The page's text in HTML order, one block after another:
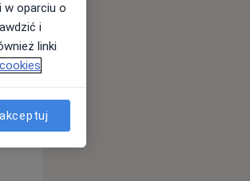
Pon,
10 Sie
w oparciu o
i
linki